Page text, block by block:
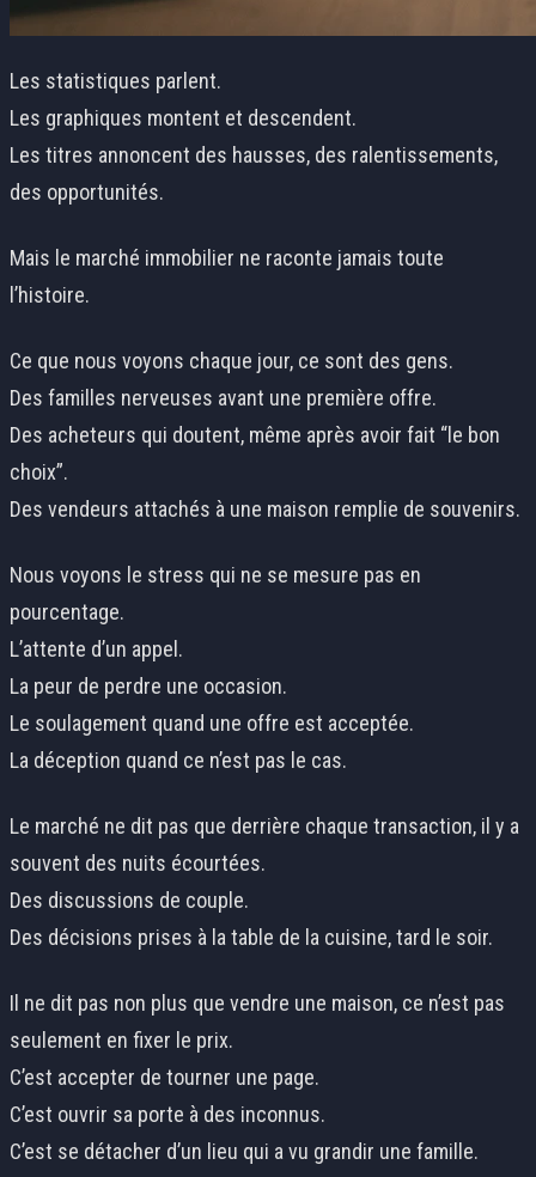
Les statistiques parlent.
Les graphiques montent et descendent.
Les titres annoncent des hausses, des ralentissements,
des opportunités.
Mais le marché immobilier ne raconte jamais toute
l’histoire.
Ce que nous voyons chaque jour, ce sont des gens.
Des familles nerveuses avant une première offre.
Des acheteurs qui doutent, même après avoir fait “le bon
choix”.
Des vendeurs attachés à une maison remplie de souvenirs.
Nous voyons le stress qui ne se mesure pas en
pourcentage.
L’attente d’un appel.
La peur de perdre une occasion.
Le soulagement quand une offre est acceptée.
La déception quand ce n’est pas le cas.
Le marché ne dit pas que derrière chaque transaction, il y a
souvent des nuits écourtées.
Des discussions de couple.
Des décisions prises à la table de la cuisine, tard le soir.
Il ne dit pas non plus que vendre une maison, ce n’est pas
seulement en fixer le prix.
C’est accepter de tourner une page.
C’est ouvrir sa porte à des inconnus.
C’est se détacher d’un lieu qui a vu grandir une famille.